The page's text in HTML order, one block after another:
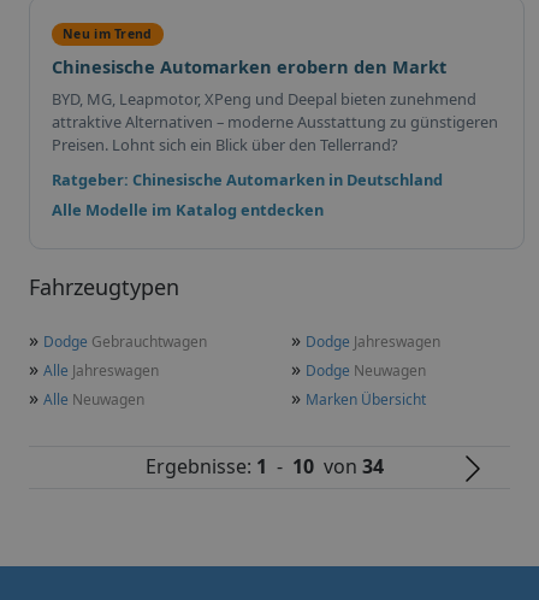
Neu im Trend
Chinesische Automarken erobern den Markt
BYD, MG, Leapmotor, XPeng und Deepal bieten zunehmend
attraktive Alternativen – moderne Ausstattung zu günstigeren
Preisen. Lohnt sich ein Blick über den Tellerrand?
Ratgeber: Chinesische Automarken in Deutschland
Alle Modelle im Katalog entdecken
Fahrzeugtypen
» Dodge Gebrauchtwagen » Dodge Jahreswagen
» Alle Jahreswagen » Dodge Neuwagen
» Alle Neuwagen » Marken Übersicht
Ergebnisse: 1 - 10von 34